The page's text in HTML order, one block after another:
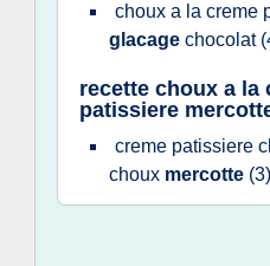
choux a la creme
glacage chocolat
recette choux a la
patissiere
creme patissiere
choux mercotte (3)